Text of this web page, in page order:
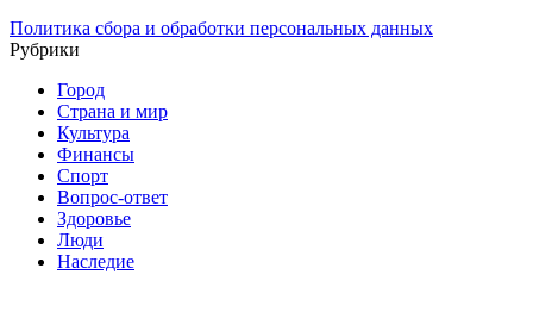
Политика сбора и обработки персональных данных
Рубрики
Город
Страна и мир
Культура
Финансы
Спорт
Вопрос-ответ
Здоровье
Люди
Наследие